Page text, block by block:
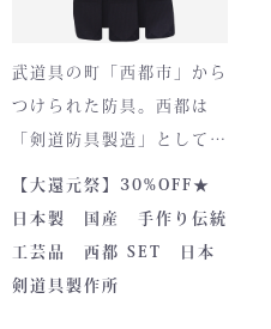
さらに、熊本の熟練職人に
武道具の町「西都市」から
つけられた防具。西都は
「剣道防具製造」として町
のPRやふるさと納税のた
めに作られました。しかし
全国の販売店様の強い意向
で卸販売を開始すると瞬く
【大還元祭】30%OFF★
日本製 国産 手作り伝統
工芸品 西都 SET 日本
剣道具製作所